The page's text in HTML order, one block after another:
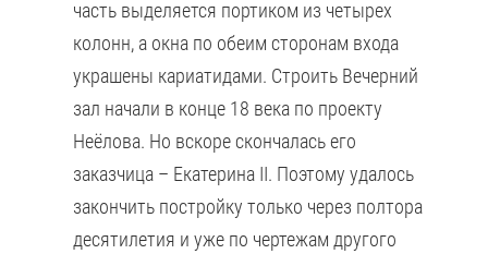
часть выделяется портиком из четырех
колонн, а окна по обеим сторонам входа
украшены кариатидами. Строить Вечерний
зал начали в конце 18 века по проекту
Неёлова. Но вскоре скончалась его
заказчица – Екатерина II. Поэтому удалось
закончить постройку только через полтора
десятилетия и уже по чертежам другого